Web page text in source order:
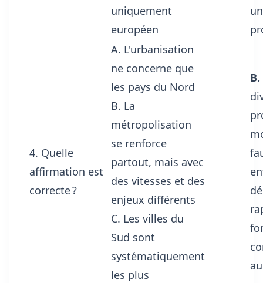
uniquement
européen
4. Quelle
affirmation est
correcte ?
A. L'urbanisation
ne concerne que
les pays du Nord
B. La
métropolisation
se renforce
partout, mais avec
des vitesses et des
enjeux différents
C. Les villes du
Sud sont
systématiquement
les plus
B.